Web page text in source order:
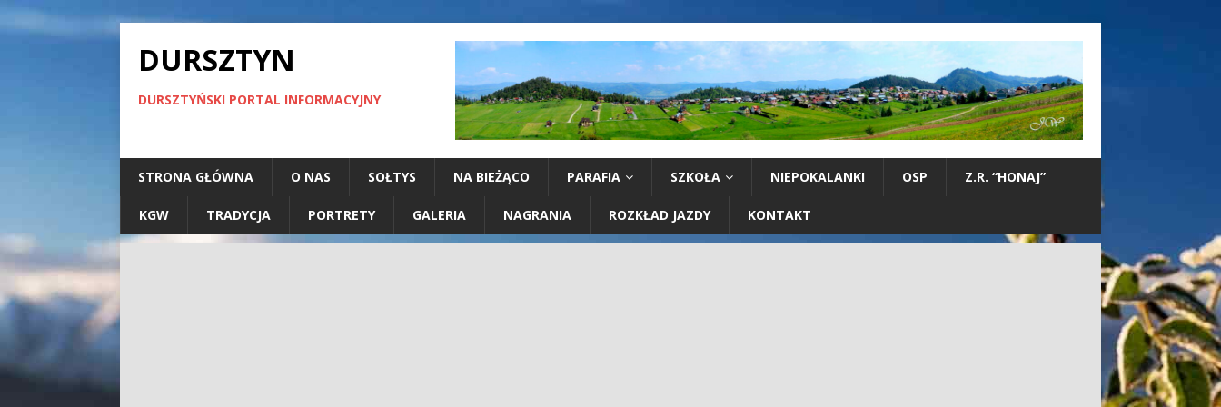
DURSZTYN
DURSZTYŃSKI PORTAL INFORMACYJNY
STRONA GŁÓWNA O NAS SOŁTYS NA BIEŻĄCO PARAFIA SZKOŁA NIEPOKALANKI OSP Z.R. “HONAJ”
KGW TRADYCJA PORTRETY GALERIA NAGRANIA ROZKŁAD JAZDY KONTAKT